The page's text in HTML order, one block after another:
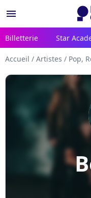
menu
Billetterie Star
Accueil / Artistes / Pop,